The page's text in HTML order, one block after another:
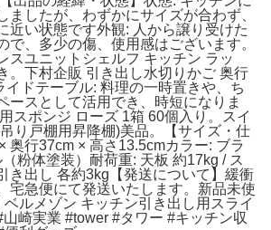
ましたが、わずかにサイズが合わず、
近い状態です外観: 人から譲り受けた
で、多少の傷、使用感はございます。
ユニットシェルフ キッチン ラッ
下村企販 引き出し水切りかご 奥行
イドテーブル: 料理の一時置きや、ち
ースとして活用でき、時短になりま
スポンジ ローズ 1箱 60個入り。スイ
り戸棚用昇降棚)美品。【サイズ・仕
奥行37cm × 高さ13.5cmカラー: ブラ
粉体塗装）耐荷重: 天板 約17kg / ス
き出し 各約3kg【発送について】緩衝
宅急便にて発送いたします。新品未使
ルメゾン キッチン引き出し用スライ
山崎実業 #tower #タワー #キッチン収